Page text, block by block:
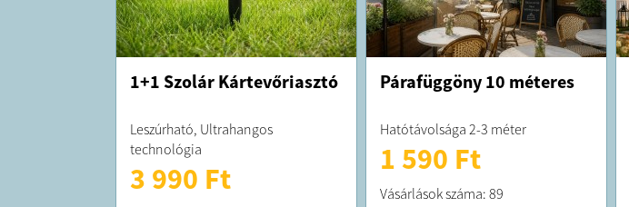
1+1 Szolár Kártevőriasztó
Leszúrható, Ultrahangos
technológia
3 990 Ft
Párafüggöny 10 méteres
Hatótávolsága 2-3 méter
1 590 Ft
Vásárlások száma: 89